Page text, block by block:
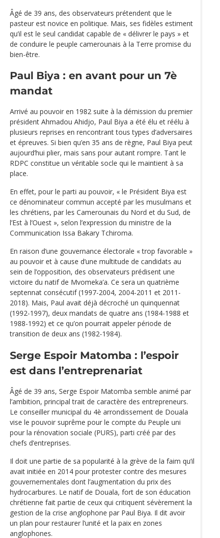
Âgé de 39 ans, des observateurs prétendent que le
pasteur est novice en politique. Mais, ses fidèles estiment
qu’il est le seul candidat capable de « délivrer le pays » et
de conduire le peuple camerounais à la Terre promise du
bien-être.
Paul Biya : en avant pour un 7è
mandat
Arrivé au pouvoir en 1982 suite à la démission du premier
président Ahmadou Ahidjo, Paul Biya a été élu et réélu à
plusieurs reprises en rencontrant tous types d’adversaires
et épreuves. Si bien qu’en 35 ans de règne, Paul Biya peut
aujourd’hui plier, mais sans pour autant rompre. Tant le
RDPC constitue un véritable socle qui le maintient à sa
place.
En effet, pour le parti au pouvoir, « le Président Biya est
ce dénominateur commun accepté par les musulmans et
les chrétiens, par les Camerounais du Nord et du Sud, de
l’Est à l’Ouest », selon l’expression du ministre de la
Communication Issa Bakary Tchiroma.
En raison d’une gouvernance électorale « trop favorable »
au pouvoir et à cause d’une multitude de candidats au
sein de l’opposition, des observateurs prédisent une
victoire du natif de Mvomeka’a. Ce sera un quatrième
septennat consécutif (1997-2004, 2004-2011 et 2011-
2018). Mais, Paul avait déjà décroché un quinquennat
(1992-1997), deux mandats de quatre ans (1984-1988 et
1988-1992) et ce qu’on pourrait appeler période de
transition de deux ans (1982-1984).
Serge Espoir Matomba : l’espoir
est dans l’entreprenariat
Âgé de 39 ans, Serge Espoir Matomba semble animé par
l’ambition, principal trait de caractère des entrepreneurs.
Le conseiller municipal du 4è arrondissement de Douala
vise le pouvoir suprême pour le compte du Peuple uni
pour la rénovation sociale (PURS), parti créé par des
chefs d’entreprises.
Il doit une partie de sa popularité à la grève de la faim qu’il
avait initiée en 2014 pour protester contre des mesures
gouvernementales dont l’augmentation du prix des
hydrocarbures. Le natif de Douala, fort de son éducation
chrétienne fait partie de ceux qui critiquent sévèrement la
gestion de la crise anglophone par Paul Biya. Il dit avoir
un plan pour restaurer l’unité et la paix en zones
anglophones.